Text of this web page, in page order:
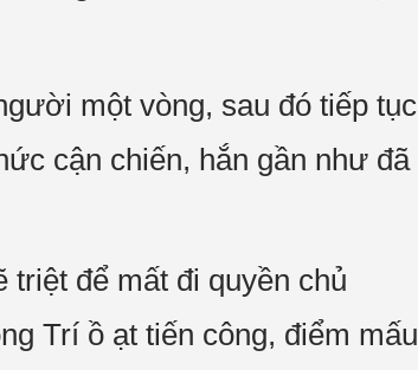
một vòng, sau đó tiếp tục
cận chiến, hắn gần như đã
triệt để mất đi quyền chủ
Trí ồ ạt tiến công, điểm mấu